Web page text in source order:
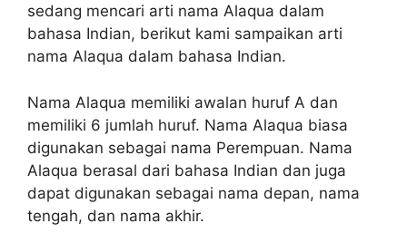
sedang mencari arti nama Alaqua dalam
bahasa Indian, berikut kami sampaikan arti
nama Alaqua dalam bahasa Indian.
Nama Alaqua memiliki awalan huruf A dan
memiliki 6 jumlah huruf. Nama Alaqua biasa
digunakan sebagai nama Perempuan. Nama
Alaqua berasal dari bahasa Indian dan juga
dapat digunakan sebagai nama depan, nama
tengah, dan nama akhir.